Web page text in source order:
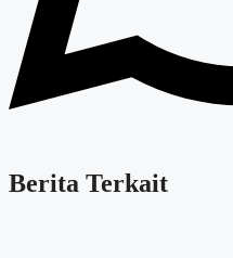
Berita Terkait